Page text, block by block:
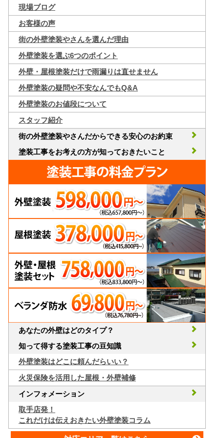
現場ブログ
お客様の声
街の外壁塗装やさんを選んだ理由
外壁塗装を選ぶ6つのポイント
外壁・屋根塗装だけで雨漏りは直せません
外壁塗装の疑問や不安なんでもQ&A
外壁塗装のお値段について
スタッフ紹介
街の外壁塗装やさんだからできる安心のお約束
塗装工事をお考えの方が知っておきたいこと
あなたの外壁はどのタイプ？
知って得する塗装工事の豆知識
外壁塗装はどこに頼んだらいい？
火災保険を活用した屋根・外壁補修
インフォメーション
取手店発！
これだけは伝えおきたい外壁塗装コラム